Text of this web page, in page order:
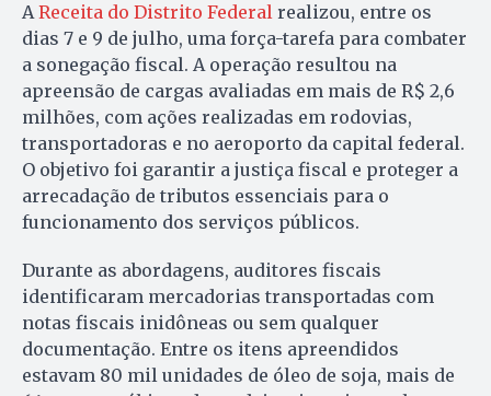
AReceita do Distrito Federal realizou, entre os
dias 7 e 9 de julho, uma força-tarefa para combater
a sonegação fiscal. A operação resultou na
apreensão de cargas avaliadas em mais de R$ 2,6
milhões, com ações realizadas em rodovias,
transportadoras e no aeroporto da capital federal.
O objetivo foi garantir a justiça fiscal e proteger a
arrecadação de tributos essenciais para o
funcionamento dos serviços públicos.
Durante as abordagens, auditores fiscais
identificaram mercadorias transportadas com
notas fiscais inidôneas ou sem qualquer
documentação. Entre os itens apreendidos
estavam 80 mil unidades de óleo de soja, mais de